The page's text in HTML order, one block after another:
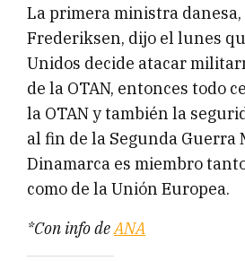
La primera ministra danesa,
Frederiksen, dijo el lunes
Unidos decide atacar
de la OTAN, entonces todo
la OTAN y también la
al fin de la Segunda Guerra
Dinamarca es miembro
como de la Unión Europea.
*Con info deANA